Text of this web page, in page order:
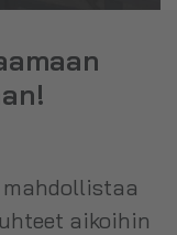
aikoihin